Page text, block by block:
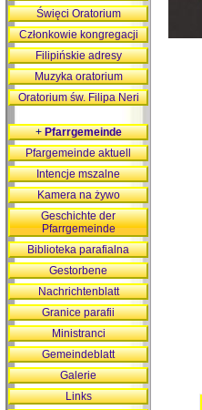
Święci Oratorium
Członkowie kongregacji
Filipińskie adresy
Muzyka oratorium
Oratorium św. Filipa Neri
+Pfarrgemeinde
Pfargemeinde aktuell
Intencje mszalne
Kamera na żywo
Geschichte der
Pfarrgemeinde
Biblioteka parafialna
Gestorbene
Nachrichtenblatt
Granice parafii
Ministranci
Gemeindeblatt
Galerie
Links